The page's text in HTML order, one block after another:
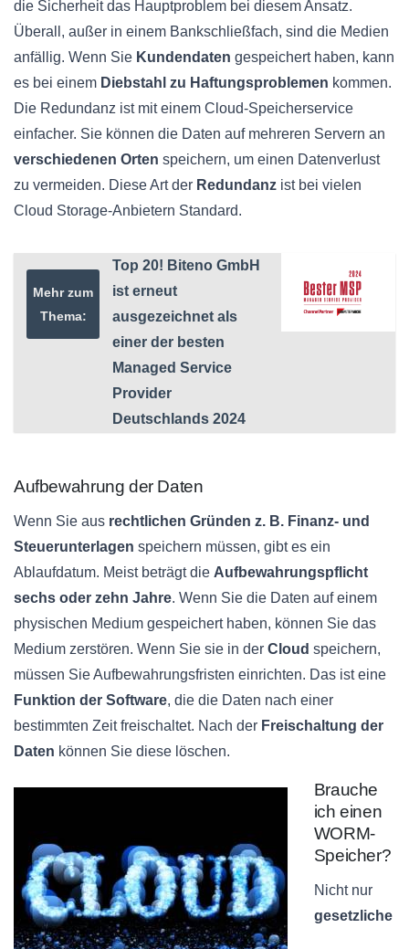
die Sicherheit das Hauptproblem bei diesem Ansatz.
Überall, außer in einem Bankschließfach, sind die Medien
anfällig. Wenn Sie Kundendaten gespeichert haben, kann
es bei einem Diebstahl zu Haftungsproblemen kommen.
Die Redundanz ist mit einem Cloud-Speicherservice
einfacher. Sie können die Daten auf mehreren Servern an
verschiedenen Orten speichern, um einen Datenverlust
zu vermeiden. Diese Art der Redundanz ist bei vielen
Cloud Storage-Anbietern Standard.
Mehr zum
Thema:
Top 20! Biteno GmbH
ist erneut
ausgezeichnet als
einer der besten
Managed Service
Provider
Deutschlands 2024
Aufbewahrung der Daten
Wenn Sie aus rechtlichen Gründen z. B. Finanz- und
Steuerunterlagen speichern müssen, gibt es ein
Ablaufdatum. Meist beträgt die Aufbewahrungspflicht
sechs oder zehn Jahre. Wenn Sie die Daten auf einem
physischen Medium gespeichert haben, können Sie das
Medium zerstören. Wenn Sie sie in der Cloud speichern,
müssen Sie Aufbewahrungsfristen einrichten. Das ist eine
Funktion der Software, die die Daten nach einer
bestimmten Zeit freischaltet. Nach der Freischaltung der
Daten können Sie diese löschen.
Brauche
ich einen
WORM-
Speicher?
Nicht nur
gesetzliche